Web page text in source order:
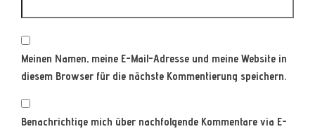
Meinen Namen, meine E-Mail-Adresse und meine Website in
diesem Browser für die nächste Kommentierung speichern.
Benachrichtige mich über nachfolgende Kommentare via E-